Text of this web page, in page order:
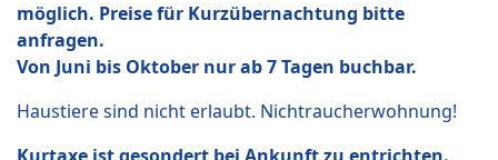
möglich. Preise für Kurzübernachtung bitte
anfragen.
Von Juni bis Oktober nur ab 7 Tagen buchbar.
Haustiere sind nicht erlaubt. Nichtraucherwohnung!